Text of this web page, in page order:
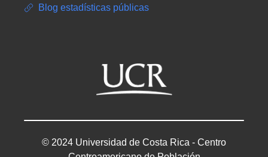
Blog estadísticas públicas
© 2024 Universidad de Costa Rica - Centro